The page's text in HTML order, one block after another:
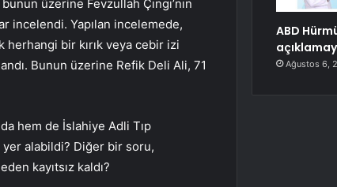
üzerine Fevzullah Çıngı’nın
incelendi. Yapılan incelemede,
herhangi bir kırık veya cebir izi
Bunun üzerine Refik Deli Ali, 71
hem de İslahiye Adli Tıp
yer alabildi? Diğer bir soru,
kayıtsız kaldı?
ABD
Ağustos 6,